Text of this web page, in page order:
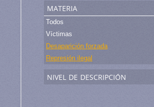
materia
Todos
Víctimas
Desaparición forzada
Represión ilegal
nivel de descripción